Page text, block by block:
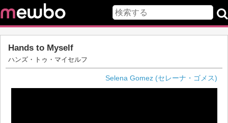
Hands to Myself
ハンズ・トゥ・マイセルフ
Selena Gomez (セレーナ・ゴメス)